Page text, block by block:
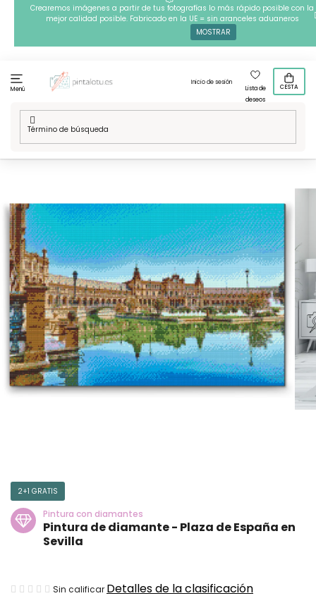
contenido
Crearemos imágenes a partir de tus fotografías lo más rápido posible con la
mejor calidad posible. Fabricado en la UE = sin aranceles aduaneros
MOSTRAR
Menú
Inicio de sesión
Lista de
deseos
CESTA
Inicio
/ Vuelta a Espana / Pintura de diamante - Plaza de
España en Sevilla
2+1 GRATIS
Pintura con diamantes
Pintura de diamante - Plaza de España en
Sevilla
La
Sin calificar Detalles de la clasificación